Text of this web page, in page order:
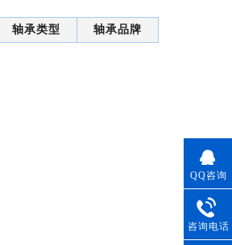
轴承类型 轴承品牌
QQ咨询
咨询电话